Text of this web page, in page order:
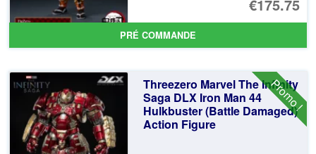
€175.75
Le
PRÉ COMMANDE
Promo !
Threezero Marvel The Infinity
Saga DLX Iron Man 44
Hulkbuster (Battle Damaged)
Action Figure